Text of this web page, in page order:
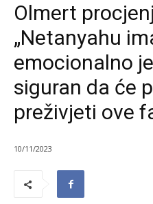
Olmert
„Netanyahu
emocionalno
siguran da će
preživjeti ove
10/11/2023